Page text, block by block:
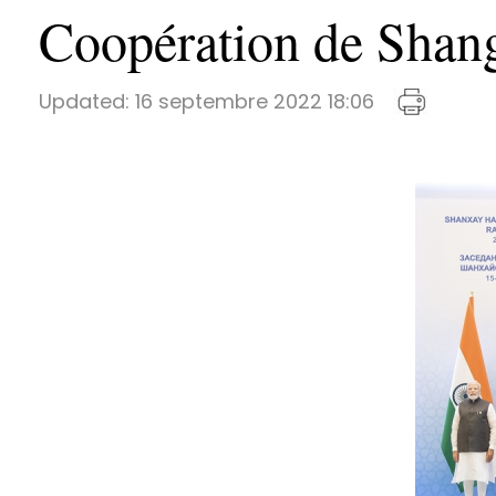
Coopération de
Updated: 16 septembre 2022 18:06